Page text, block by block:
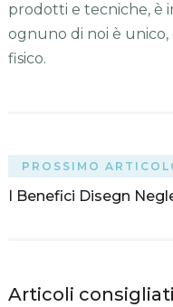
prodotti e tecniche, è
ognuno di noi è unico,
fisico.
PROSSIMO
I Benefici Disegn
Articoli consigliati